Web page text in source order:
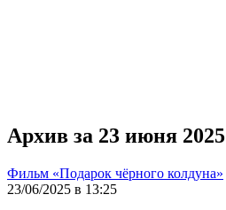
Архив за 23 июня 2025
Фильм «Подарок чёрного колдуна»
23/06/2025 в 13:25